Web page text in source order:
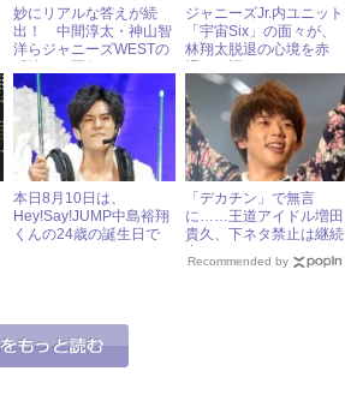
妙にリアルな答えが続
出！ 中間淳太・神山智
洋らジャニーズWESTの
ジャニーズJr.内ユニット
「宇宙Six」の面々が、
林翔太脱退の心境を赤
本日8月10日は、
Hey!Say!JUMP中島裕翔
くんの24歳の誕生日で
「デカチン」で無言
に……王道アイドル増田
貴久、下ネタ禁止は継続
Recommended by